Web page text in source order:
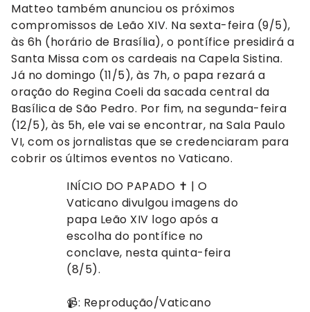
Matteo também anunciou os próximos
compromissos de Leão XIV. Na sexta-feira (9/5),
às 6h (horário de Brasília), o pontífice presidirá a
Santa Missa com os cardeais na Capela Sistina.
Já no domingo (11/5), às 7h, o papa rezará a
oração do Regina Coeli da sacada central da
Basílica de São Pedro. Por fim, na segunda-feira
(12/5), às 5h, ele vai se encontrar, na Sala Paulo
VI, com os jornalistas que se credenciaram para
cobrir os últimos eventos no Vaticano.
INÍCIO DO PAPADO ✝️ | O
Vaticano divulgou imagens do
papa Leão XIV logo após a
escolha do pontífice no
conclave, nesta quinta-feira
(8/5).
📹: Reprodução/Vaticano